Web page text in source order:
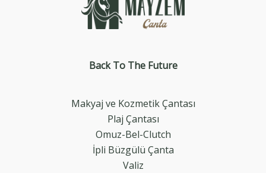
Back To The Future
Makyaj ve Kozmetik Çantası
Plaj Çantası
Omuz-Bel-Clutch
İpli Büzgülü Çanta
Valiz